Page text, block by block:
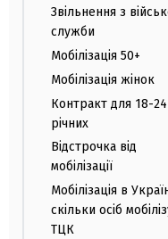
Звільнення з
служби
Мобілізація 50+
Мобілізація жінок
Контракт для 18-
річних
Відстрочка від
мобілізації
Мобілізація в
скільки осіб
ТЦК